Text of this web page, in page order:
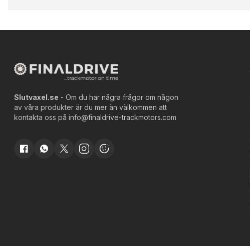
Slutvaxel.se - Om du har några frågor om någon
av våra produkter är du mer än välkommen att
kontakta oss på info@finaldrive-trackmotors.com